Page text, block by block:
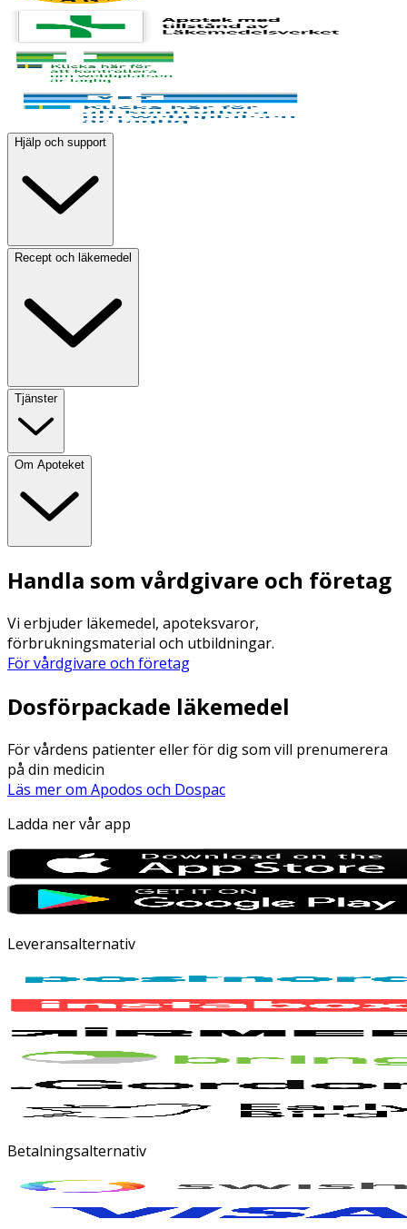
Hjälp och support
Recept och läkemedel
Tjänster
Om Apoteket
Handla som vårdgivare och företag
Vi erbjuder läkemedel, apoteksvaror,
förbrukningsmaterial och utbildningar.
För vårdgivare och företag
Dosförpackade läkemedel
För vårdens patienter eller för dig som vill prenumerera
på din medicin
Läs mer om Apodos och Dospac
Ladda ner vår app
Leveransalternativ
Betalningsalternativ